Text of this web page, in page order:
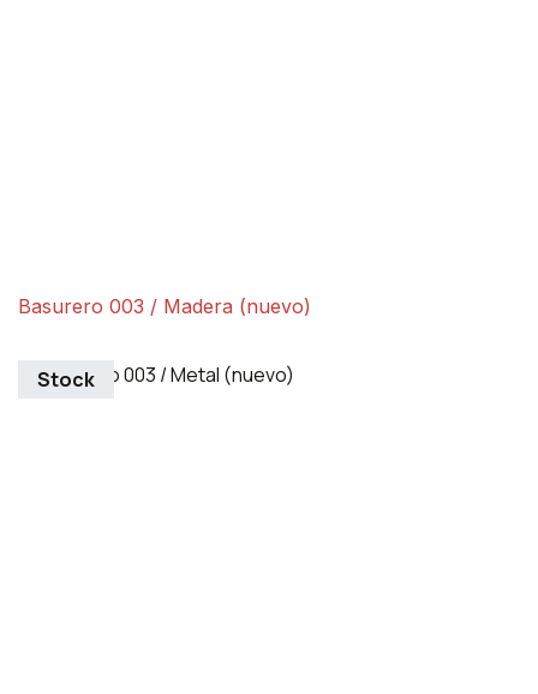
Basurero 003 / Madera (nuevo)
Stock